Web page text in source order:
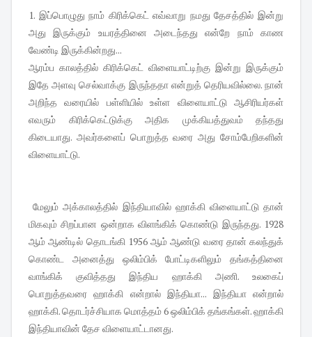
1. இப்பொழுது நாம் கிரிக்கெட் எவ்வாறு நமது தேசத்தில் இன்று
அது இருக்கும் உயரத்தினை அடைந்தது என்றே நாம் காண
வேண்டி இருக்கின்றது...
ஆரம்ப காலத்தில் கிரிக்கெட் விளையாட்டிற்கு இன்று இருக்கும்
இதே அளவு செல்வாக்கு இருந்ததா என்றுத் தெரியவில்லை. நான்
அறிந்த வரையில் பள்ளியில் உள்ள விளையாட்டு ஆசிரியர்கள்
எவரும் கிரிக்கெட்டுக்கு அதிக முக்கியத்துவம் தந்தது
கிடையாது. அவர்களைப் பொறுத்த வரை அது சோம்பேறிகளின்
விளையாட்டு.
மேலும் அக்காலத்தில் இந்தியாவில் ஹாக்கி விளையாட்டு தான்
மிகவும் சிறப்பான ஒன்றாக விளங்கிக் கொண்டு இருந்தது. 1928
ஆம் ஆண்டில் தொடங்கி 1956 ஆம் ஆண்டு வரை தான் கலந்துக்
கொண்ட அனைத்து ஒலிம்பிக் போட்டிகளிலும் தங்கத்தினை
வாங்கிக் குவித்தது இந்திய ஹாக்கி அணி. உலகைப்
பொறுத்தவரை ஹாக்கி என்றால் இந்தியா... இந்தியா என்றால்
ஹாக்கி. தொடர்ச்சியாக மொத்தம் 6 ஒலிம்பிக் தங்கங்கள். ஹாக்கி
இந்தியாவின் தேச விளையாட்டானது.